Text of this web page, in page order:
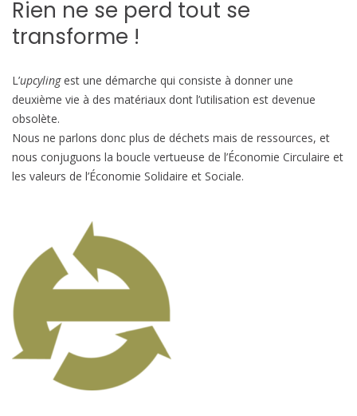
Rien ne se perd tout se
transforme !
L’upcylingest une démarche qui consiste à donner une
deuxième vie à des matériaux dont l’utilisation est devenue
obsolète.
Nous ne parlons donc plus de déchets mais de ressources, et
nous conjuguons la boucle vertueuse de l’Économie Circulaire et
les valeurs de l’Économie Solidaire et Sociale.